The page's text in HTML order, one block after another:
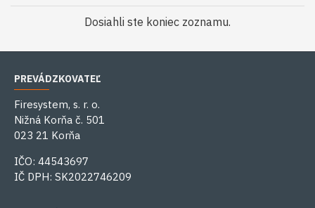
Dosiahli ste koniec zoznamu.
PREVÁDZKOVATEĽ
Firesystem, s. r. o.
Nižná Korňa č. 501
023 21 Korňa
IČO: 44543697
IČ DPH: SK2022746209